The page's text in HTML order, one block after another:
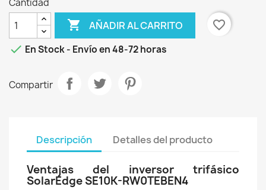
Cantidad
 AÑADIR AL CARRITO
favorite_border
 En Stock - Envío en 48-72 horas
Compartir
Descripción Detalles del producto
Ventajas del inversor trifásico
SolarEdge SE10K-RW0TEBEN4